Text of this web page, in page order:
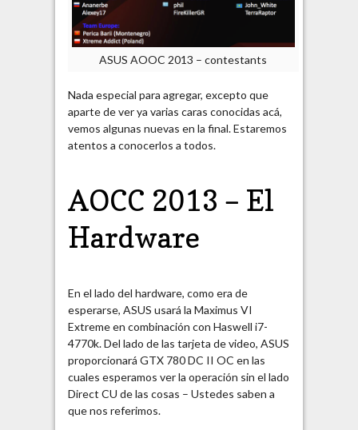
ASUS AOOC 2013 – contestants
Nada especial para agregar, excepto que
aparte de ver ya varias caras conocidas acá,
vemos algunas nuevas en la final. Estaremos
atentos a conocerlos a todos.
AOCC 2013 – El
Hardware
En el lado del hardware, como era de
esperarse, ASUS usará la Maximus VI
Extreme en combinación con Haswell i7-
4770k. Del lado de las tarjeta de video, ASUS
proporcionará GTX 780 DC II OC en las
cuales esperamos ver la operación sin el lado
Direct CU de las cosas – Ustedes saben a
que nos referimos.